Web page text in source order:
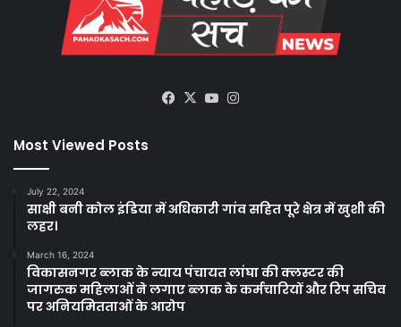
Facebook
X YouTube
Most Viewed Posts
July 22, 2024
साक्षी बनी कोल इंडिया में अधिकारी गांव सहित पूरे क्षेत्र में खुशी की
लहर।
March 16, 2024
विकासनगर ब्लाक के न्याय पंचायत लांघा की क्लस्टर की
जागरुक महिलाओं ने लगाए ब्लाक के कर्मचारियों और रिप सचिव
पर अनियमितताओं के आरोप